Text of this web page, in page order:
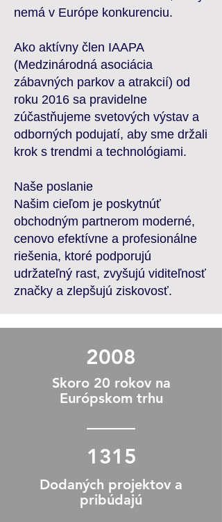
nemá v Európe konkurenciu.
Ako aktívny člen IAAPA
(Medzinárodná asociácia
zábavných parkov a atrakcií) od
roku 2016 sa pravidelne
zúčastňujeme svetových výstav a
odborných podujatí, aby sme držali
krok s trendmi a technológiami.
Naše poslanie
Našim cieľom je poskytnúť
obchodným partnerom moderné,
cenovo efektívne a profesionálne
riešenia, ktoré podporujú
udržateľný rast, zvyšujú viditeľnosť
značky a zlepšujú ziskovosť.
2008
Skoro 20 rokov na
Európskom trhu
1315
Dodaných projektov a
pribúdajú